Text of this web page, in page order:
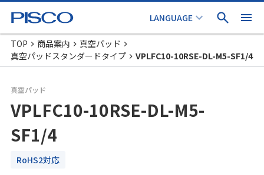
TOP 商品案内
真空パッド
真空パッドスタンダードタイプ
VPLFC10-10RSE-DL-M5-SF1/4
真空パッド
VPLFC10-10RSE-DL-M5-
SF1/4
RoHS2対応